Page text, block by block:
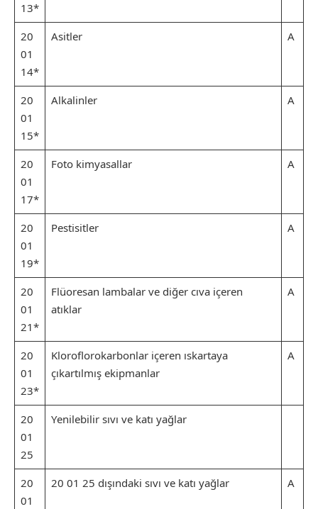
13*
20
01
14*
Asitler A
20
01
15*
Alkalinler A
20
01
17*
Foto kimyasallar A
20
01
19*
Pestisitler A
20
01
21*
Flüoresan lambalar ve diğer cıva içeren
atıklar
A
20
01
23*
Kloroflorokarbonlar içeren ıskartaya
çıkartılmış ekipmanlar
A
20
01
25
Yenilebilir sıvı ve katı yağlar
20
01
20 01 25 dışındaki sıvı ve katı yağlar A